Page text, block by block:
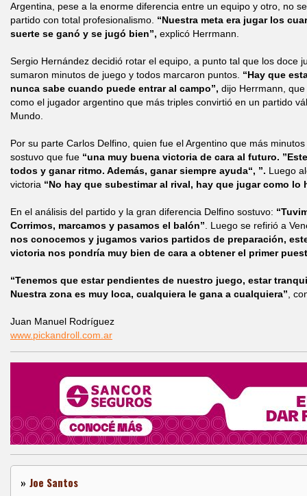
Argentina, pese a la enorme diferencia entre un equipo y otro, no
partido con total profesionalismo. “Nuestra meta era jugar los
suerte se ganó y se jugó bien”, explicó Herrmann.
Sergio Hernández decidió rotar el equipo, a punto tal que los doce
sumaron minutos de juego y todos marcaron puntos. “Hay que
nunca sabe cuando puede entrar al campo”, dijo Herrmann,
como el jugador argentino que más triples convirtió en un partido
Mundo.
Por su parte Carlos Delfino, quien fue el Argentino que más
sostuvo que fue “una muy buena victoria de cara al futuro.
todos y ganar ritmo. Además, ganar siempre ayuda“, ”. Luego
victoria “No hay que subestimar al rival, hay que jugar como lo
En el análisis del partido y la gran diferencia Delfino sostuvo:
Corrimos, marcamos y pasamos el balón” . Luego se refirió a
nos conocemos y jugamos varios partidos de preparación,
victoria nos pondría muy bien de cara a obtener el primer
“Tenemos que estar pendientes de nuestro juego, estar
Nuestra zona es muy loca, cualquiera le gana a cualquiera” ,
Juan Manuel Rodríguez
www.pickandroll.com.ar
» Joe Santos